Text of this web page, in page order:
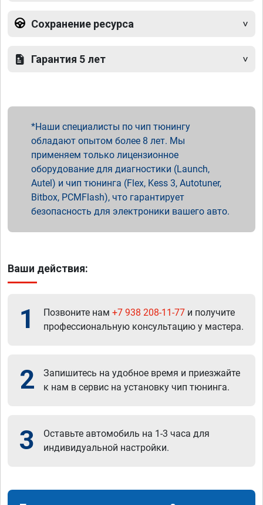
Сохранение ресурса
Гарантия 5 лет
Наши специалисты по чип тюнингу
обладают опытом более 8 лет. Мы
применяем только лицензионное
оборудование для диагностики (Launch,
Autel) и чип тюнинга (Flex, Kess 3, Autotuner,
Bitbox, PCMFlash), что гарантирует
безопасность для электроники вашего авто.
Ваши действия:
1 Позвоните нам +7 938 208-11-77 и получите
профессиональную консультацию у мастера.
2
Запишитесь на удобное время и приезжайте
к нам в сервис на установку чип тюнинга.
3
Оставьте автомобиль на 1-3 часа для
индивидуальной настройки.